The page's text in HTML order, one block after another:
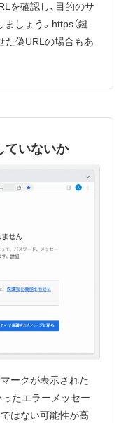
を確認し、目的のサ
しょう。https（鍵
た偽URLの場合もあ
ていないか
マークが表示された
ったエラーメッセー
はない可能性が高